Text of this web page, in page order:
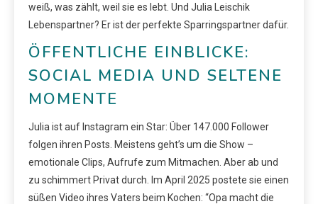
weiß, was zählt, weil sie es lebt. Und Julia Leischik
Lebenspartner? Er ist der perfekte Sparringspartner dafür.
ÖFFENTLICHE EINBLICKE:
SOCIAL MEDIA UND SELTENE
MOMENTE
Julia ist auf Instagram ein Star: Über 147.000 Follower
folgen ihren Posts. Meistens geht’s um die Show –
emotionale Clips, Aufrufe zum Mitmachen. Aber ab und
zu schimmert Privat durch. Im April 2025 postete sie einen
süßen Video ihres Vaters beim Kochen: “Opa macht die